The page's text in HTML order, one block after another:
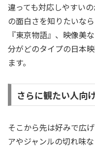
違っても対応しやすい
の面白さを知りたいな
『東京物語』、映像美
分がどのタイプの日本
ます。
さらに観たい人向
そこから先は好みで広
アやジャンルの切れ味